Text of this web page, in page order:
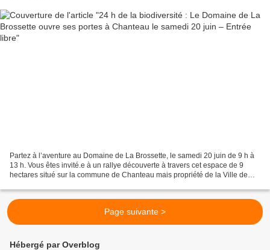
Partez à l’aventure au Domaine de La Brossette, le samedi 20 juin de 9 h à
13 h. Vous êtes invité.e à un rallye découverte à travers cet espace de 9
hectares situé sur la commune de Chanteau mais propriété de la Ville de
Page suivante >
Hébergé par Overblog